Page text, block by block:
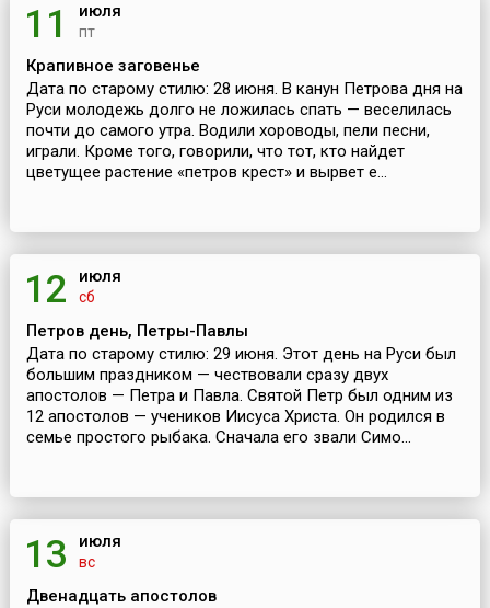
11 июля
пт
Крапивное заговенье
Дата по старому стилю: 28 июня. В канун Петрова дня на
Руси молодежь долго не ложилась спать — веселилась
почти до самого утра. Водили хороводы, пели песни,
играли. Кроме того, говорили, что тот, кто найдет
цветущее растение «петров крест» и вырвет е...
12 июля
сб
Петров день, Петры-Павлы
Дата по старому стилю: 29 июня. Этот день на Руси был
большим праздником — чествовали сразу двух
апостолов — Петра и Павла. Святой Петр был одним из
12 апостолов — учеников Иисуса Христа. Он родился в
семье простого рыбака. Сначала его звали Симо...
13 июля
вс
Двенадцать апостолов